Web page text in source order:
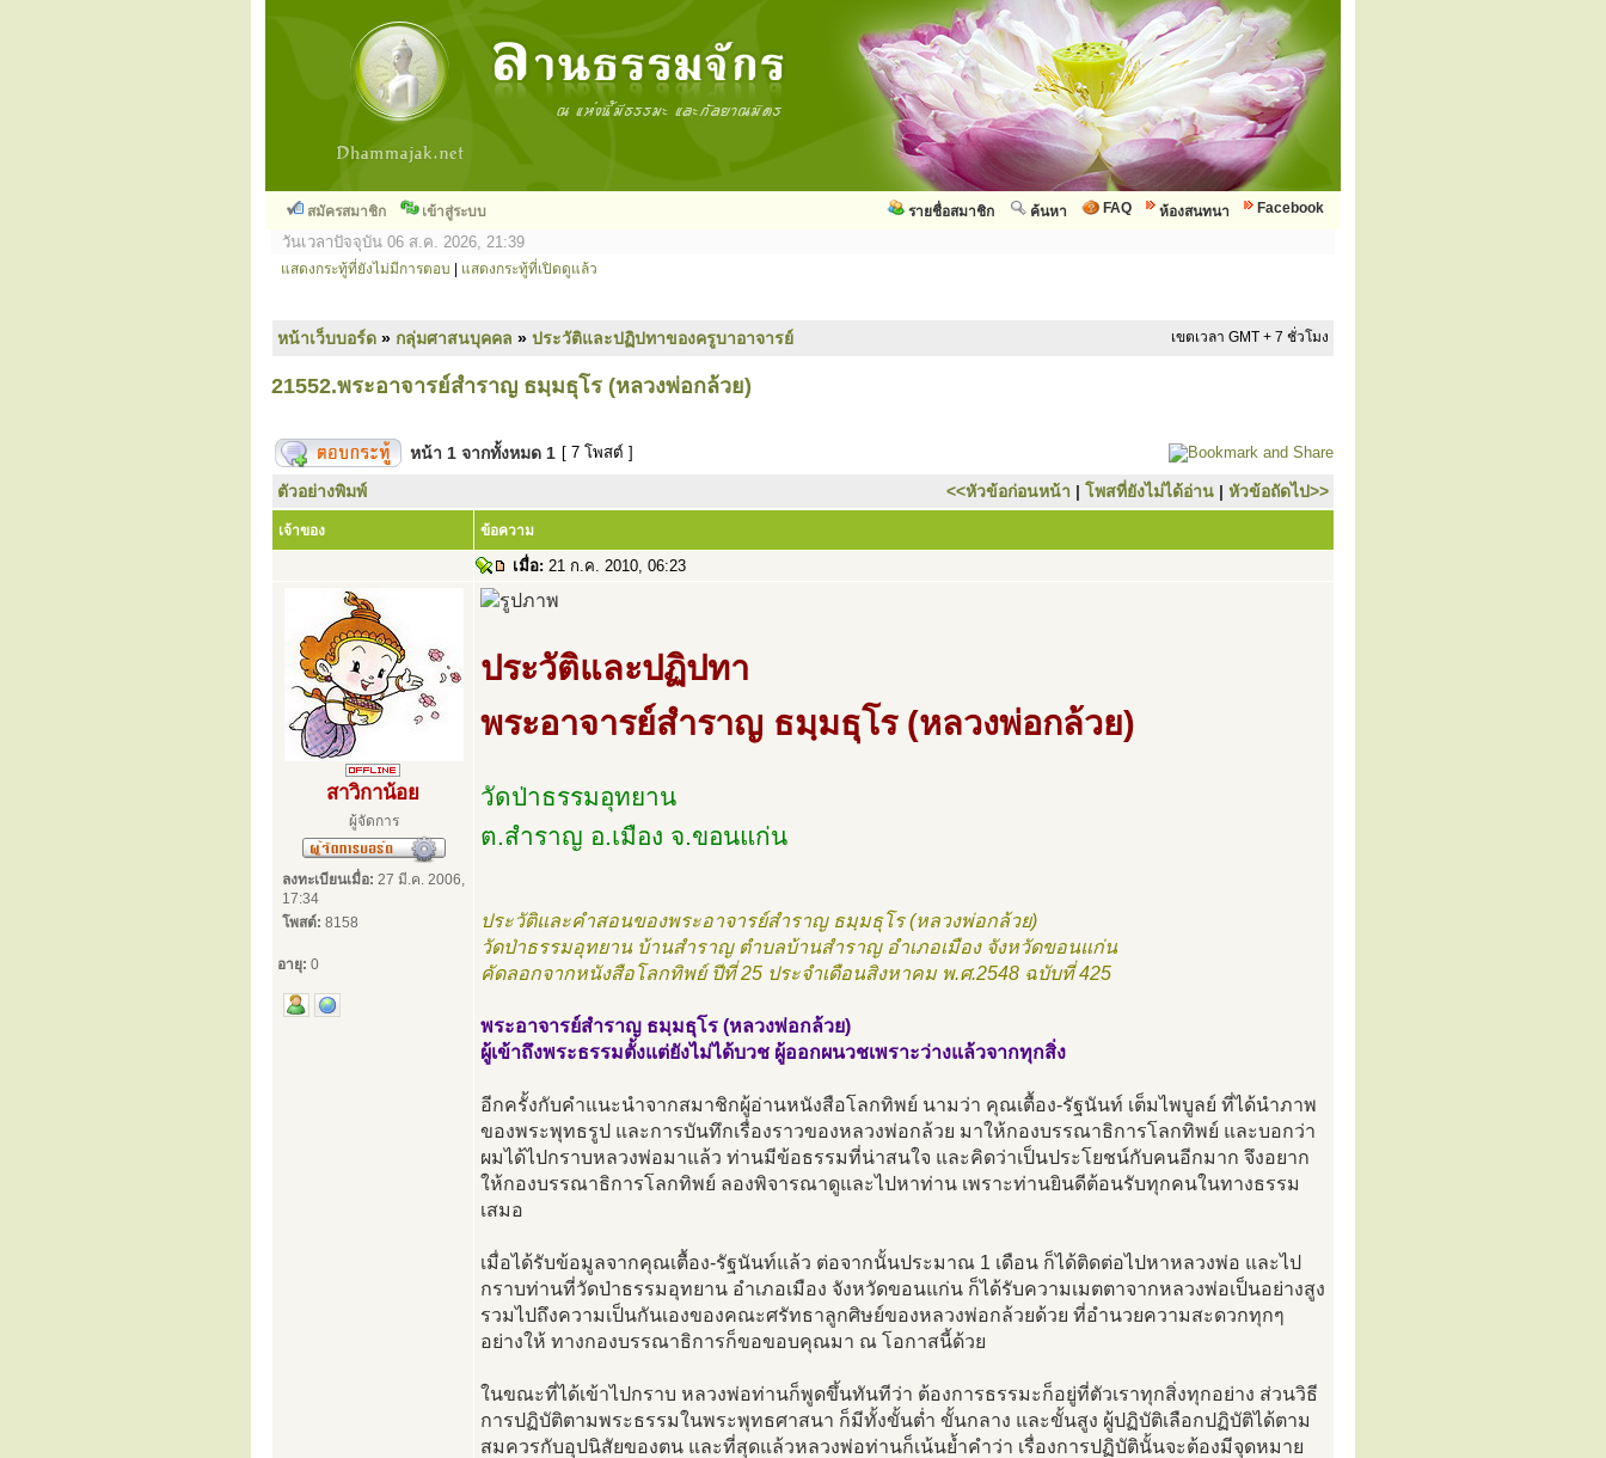
สมัครสมาชิก เข้าสู่ระบบ Facebook
ห้องสนทนา
FAQ
ค้นหา
รายชื่อสมาชิก
วันเวลาปัจจุบัน 06 ส.ค. 2026, 21:39
แสดงกระทู้ที่ยังไม่มีการตอบ แสดงกระทู้ที่เปิดดูแล้ว
หน้าเว็บบอร์ด » กลุ่มศาสนบุคคล » ประวัติและปฏิปทาของครูบาอาจารย์ เขตเวลา GMT + 7 ชั่วโมง
21552.พระอาจารย์สำราญ ธมฺมธุโร (หลวงพ่อกล้วย)
หน้า 1 จากทั้งหมด 1 [ 7 โพสต์ ]
ตัวอย่างพิมพ์ <<หัวข้อก่อนหน้า | โพสที่ยังไม่ได้อ่าน | หัวข้อถัดไป>>
เจ้าของ ข้อความ
เมื่อ: 21 ก.ค. 2010, 06:23
สาวิกาน้อย
ผู้จัดการ
ลงทะเบียนเมื่อ: 27 มี.ค. 2006,
17:34
โพสต์: 8158
อายุ: 0
ประวัติและปฏิปทา
พระอาจารย์สำราญ ธมฺมธุโร (หลวงพ่อกล้วย)
วัดป่าธรรมอุทยาน
ต.สำราญ อ.เมือง จ.ขอนแก่น
ประวัติและคำสอนของพระอาจารย์สำราญ ธมฺมธุโร (หลวงพ่อกล้วย)
วัดป่าธรรมอุทยาน บ้านสำราญ ตำบลบ้านสำราญ อำเภอเมือง จังหวัดขอนแก่น
คัดลอกจากหนังสือโลกทิพย์ ปีที่ 25 ประจำเดือนสิงหาคม พ.ศ.2548 ฉบับที่ 425
พระอาจารย์สำราญ ธมฺมธุโร (หลวงพ่อกล้วย)
ผู้เข้าถึงพระธรรมตั้งแต่ยังไม่ได้บวช ผู้ออกผนวชเพราะว่างแล้วจากทุกสิ่ง
อีกครั้งกับคำแนะนำจากสมาชิกผู้อ่านหนังสือโลกทิพย์ นามว่า คุณเตื้อง-รัฐนันท์ เต็มไพบูลย์ ที่ได้นำภาพ
ของพระพุทธรูป และการบันทึกเรื่องราวของหลวงพ่อกล้วย มาให้กองบรรณาธิการโลกทิพย์ และบอกว่า
ผมได้ไปกราบหลวงพ่อมาแล้ว ท่านมีข้อธรรมที่น่าสนใจ และคิดว่าเป็นประโยชน์กับคนอีกมาก จึงอยาก
ให้กองบรรณาธิการโลกทิพย์ ลองพิจารณาดูและไปหาท่าน เพราะท่านยินดีต้อนรับทุกคนในทางธรรม
เสมอ
เมื่อได้รับข้อมูลจากคุณเตื้อง-รัฐนันท์แล้ว ต่อจากนั้นประมาณ 1 เดือน ก็ได้ติดต่อไปหาหลวงพ่อ และไป
กราบท่านที่วัดป่าธรรมอุทยาน อำเภอเมือง จังหวัดขอนแก่น ก็ได้รับความเมตตาจากหลวงพ่อเป็นอย่างสูง
รวมไปถึงความเป็นกันเองของคณะศรัทธาลูกศิษย์ของหลวงพ่อกล้วยด้วย ที่อำนวยความสะดวกทุกๆ
อย่างให้ ทางกองบรรณาธิการก็ขอขอบคุณมา ณ โอกาสนี้ด้วย
ในขณะที่ได้เข้าไปกราบ หลวงพ่อท่านก็พูดขึ้นทันทีว่า ต้องการธรรมะก็อยู่ที่ตัวเราทุกสิ่งทุกอย่าง ส่วนวิธี
การปฏิบัติตามพระธรรมในพระพุทธศาสนา ก็มีทั้งขั้นต่ำ ขั้นกลาง และขั้นสูง ผู้ปฏิบัติเลือกปฏิบัติได้ตาม
สมควรกับอุปนิสัยของตน และที่สุดแล้วหลวงพ่อท่านก็เน้นย้ำคำว่า เรื่องการปฏิบัตินั้นจะต้องมีจุดหมาย